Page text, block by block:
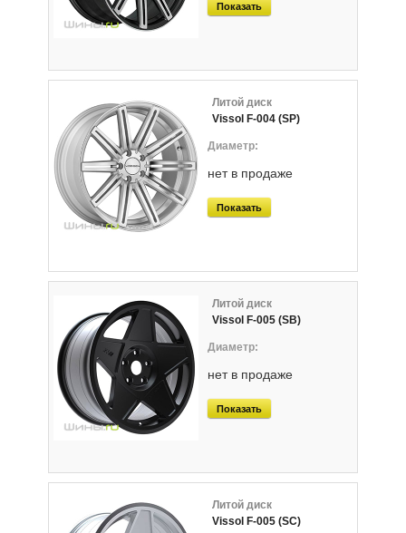
Показать
Литой диск
Vissol F-004 (SP)
нет в продаже
Показать
Литой диск
Vissol F-005 (SB)
нет в продаже
Показать
Литой диск
Vissol F-005 (SC)